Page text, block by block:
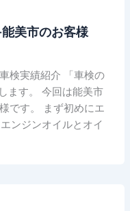
美市のお客様
検実績紹介 「車検の
ます。 今回は能美市
です。 まず初めにエ
ンジンオイルとオイ